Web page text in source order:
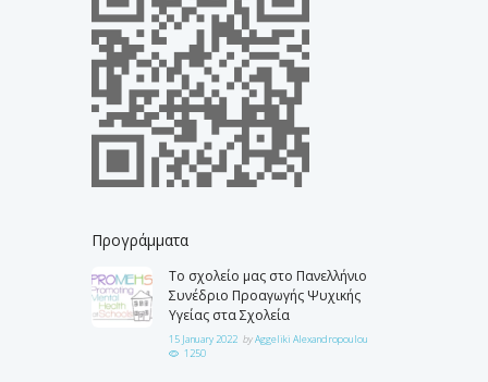
Προγράμματα
Το σχολείο μας στο Πανελλήνιο
Συνέδριο Προαγωγής Ψυχικής
Υγείας στα Σχολεία
15 January 2022 byAggeliki Alexandropoulou
1250